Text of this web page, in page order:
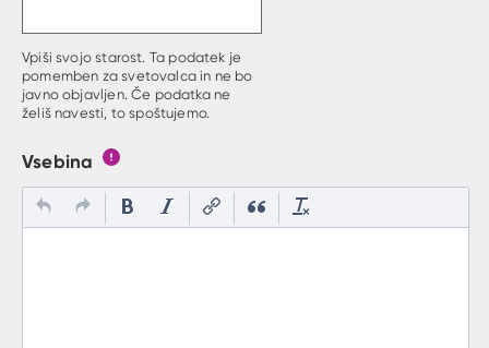
Vpiši svojo starost. Ta podatek je
pomemben za svetovalca in ne bo
javno objavljen. Če podatka ne
želiš navesti, to spoštujemo.
Vsebina